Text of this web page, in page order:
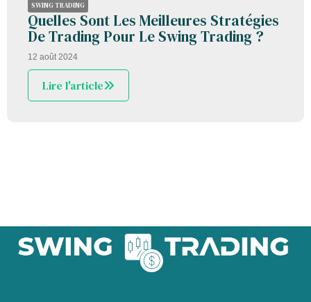
SWING TRADING
Quelles Sont Les Meilleures Stratégies
De Trading Pour Le Swing Trading ?
12 août 2024
Lire l'article